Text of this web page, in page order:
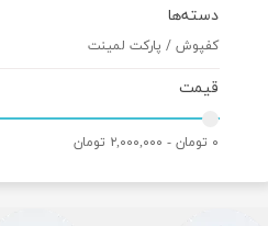
دسته‌ها
کفپوش / پارکت لمینت
قیمت
۰ تومان - ۲,۰۰۰,۰۰۰ تومان